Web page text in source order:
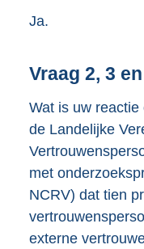
Ja.
Vraag 2, 3
Wat is uw
de Landelijke
met
NCRV) dat tien
externe